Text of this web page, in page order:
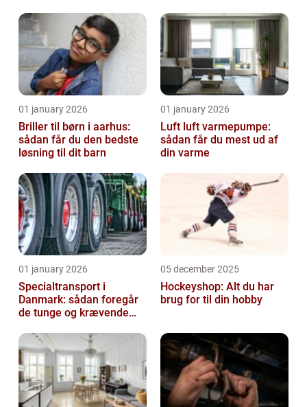
01 january 2026
Briller til børn i aarhus:
sådan får du den bedste
løsning til dit barn
01 january 2026
Luft luft varmepumpe:
sådan får du mest ud af
din varme
01 january 2026
Specialtransport i
Danmark: sådan foregår
de tunge og krævende
05 december 2025
Hockeyshop: Alt du har
brug for til din hobby